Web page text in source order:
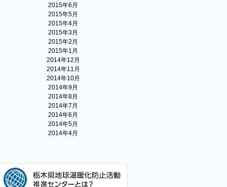
2015年6月
2015年5月
2015年4月
2015年3月
2015年2月
2015年1月
2014年12月
2014年11月
2014年10月
2014年9月
2014年8月
2014年7月
2014年6月
2014年5月
2014年4月